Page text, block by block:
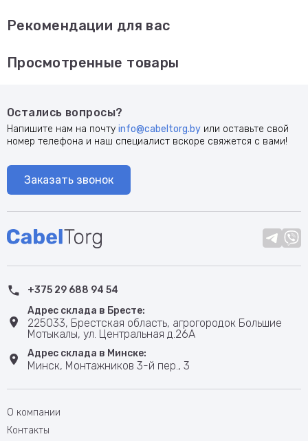
Рекомендации для вас
Просмотренные товары
Остались вопросы?
Напишите нам на почту info@cabeltorg.by или оставьте свой
номер телефона и наш специалист вскоре свяжется с вами!
Заказать звонок
+375 29 688 94 54
Адрес склада в Бресте:
225033, Брестская область, агрогородок Большие
Мотыкалы, ул. Центральная д.26А
Адрес склада в Минске:
Минск, Монтажников 3-й пер., 3
О компании
Контакты